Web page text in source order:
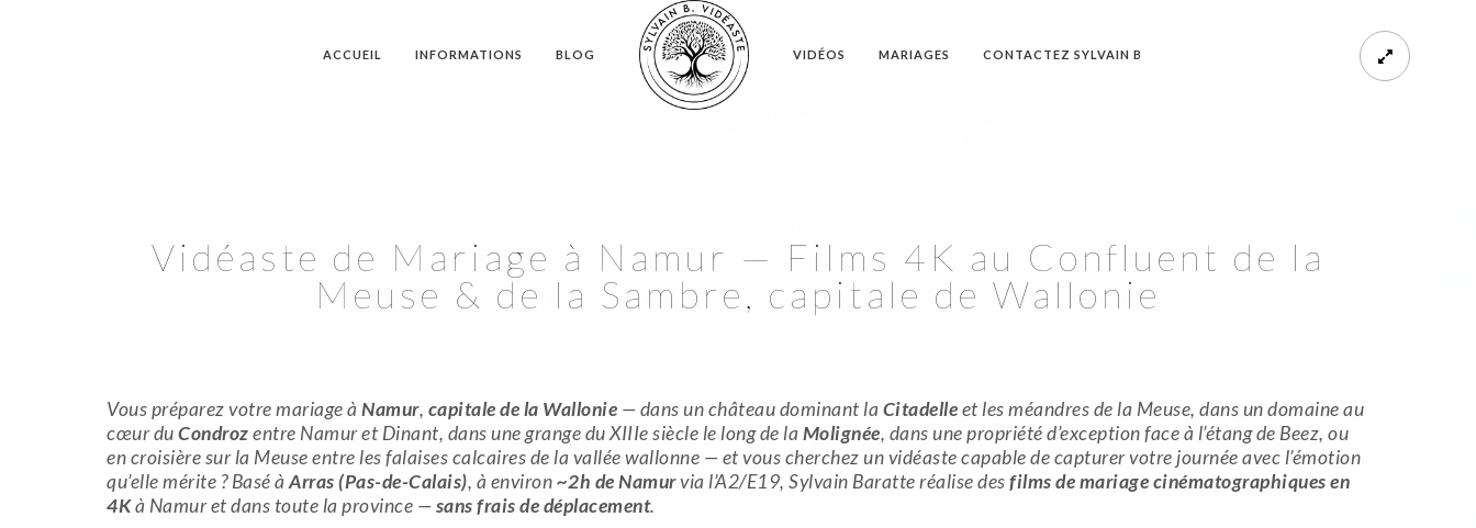
ACCUEIL INFORMATIONS BLOG VIDÉOS MARIAGES CONTACTEZ SYLVAIN B
Vidéaste de Mariage à Namur — Films 4K au Confluent de la
Meuse & de la Sambre, capitale de Wallonie
Vous préparez votre mariage à Namur, capitale de la Wallonie — dans un château dominant la Citadelleet les méandres de la Meuse, dans un domaine au
cœur duCondrozentre Namur et Dinant, dans une grange du XIIIe siècle le long de la Molignée, dans une propriété d’exception face à l’étang de Beez, ou
en croisière sur la Meuse entre les falaises calcaires de la vallée wallonne — et vous cherchez un vidéaste capable de capturer votre journée avec l’émotion
qu’elle mérite ? Basé à Arras (Pas-de-Calais), à environ~2h de Namurvia l’A2/E19, Sylvain Baratte réalise desfilms de mariage cinématographiques en
4Kà Namur et dans toute la province —sans frais de déplacement.